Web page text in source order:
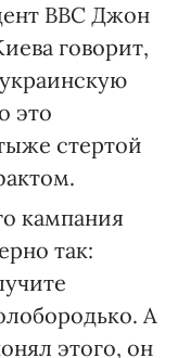
BBC Джон
говорит,
это
стертой
кампания
так:
А
этого, он